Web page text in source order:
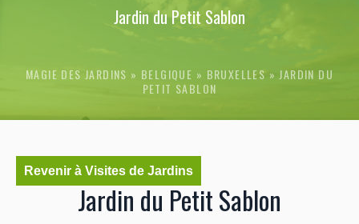
Jardin du Petit Sablon
MAGIE DES JARDINS BELGIQUE » BRUXELLES » JARDIN DU
PETIT SABLON
Revenir à Visites de Jardins
Jardin du Petit Sablon